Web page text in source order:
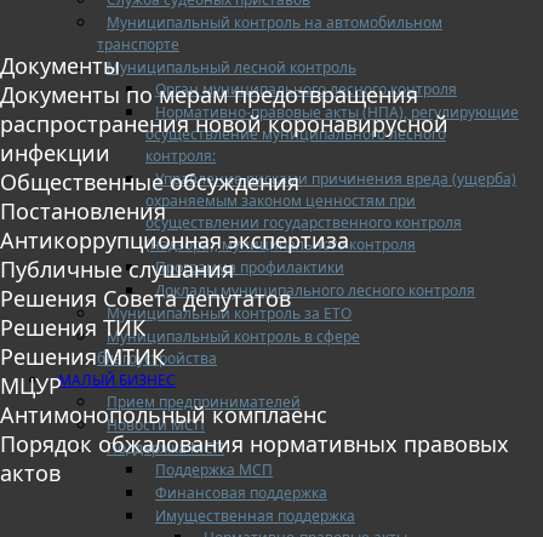
Муниципальный контроль на автомобильном
транспорте
Муниципальный лесной контроль
Орган муниципального лесного контроля
Нормативно-правовые акты (НПА), регулирующие
осуществление муниципального лесного
контроля:
Управление рисками причинения вреда (ущерба)
охраняемым законом ценностям при
осуществлении государственного контроля
(надзора), муниципального контроля
Программа профилактики
Доклады муниципального лесного контроля
Муниципальный контроль за ЕТО
Муниципальный контроль в сфере
благоустройства
МАЛЫЙ БИЗНЕС
Прием предпринимателей
Новости МСП
Поддержка МСП
Поддержка МСП
Финансовая поддержка
Имущественная поддержка
Документы
Документы по мерам предотвращения
распространения новой коронавирусной
инфекции
Общественные обсуждения
Постановления
Антикоррупционная экспертиза
Публичные слушания
Решения Совета депутатов
Решения ТИК
Решения МТИК
МЦУР
Антимонопольный комплаенс
Порядок обжалования нормативных правовых
актов